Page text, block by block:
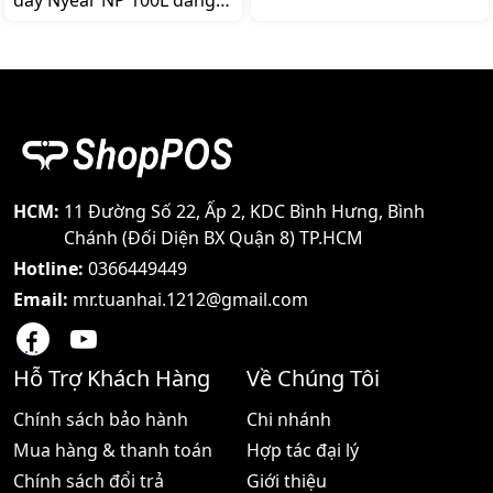
hàng tiết kiệm, Giao hàng
cần kết nối với điện thoại
bằng App và in thông tin
cao Máy in này có ưu
HCM: 11 Đường Số 22, Ấp 2, KDC Bình Hưng, Bình
Chánh (Đối Diện BX Quận 8) TP.HCM
Hotline: 0366449449
Email: mr.tuanhai.1212@gmail.com
Hỗ Trợ Khách Hàng
Chính sách bảo hành
Mua hàng & thanh toán
Chính sách đổi trả
Về Chúng Tôi
Chi nhánh
Hợp tác đại lý
Giới thiệu